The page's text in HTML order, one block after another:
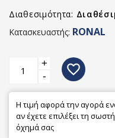
Διαθεσιμότητα:
Κατασκευαστής: RONAL
+
-
favorite_border
Η τιμή αφορά την αγορά
αν έχετε επιλέξει τη
όχημά σας